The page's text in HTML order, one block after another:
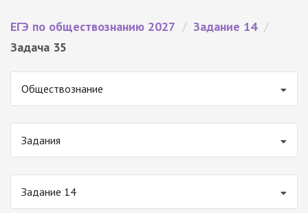
ЕГЭ по обществознанию 2027 / Задание 14 /
Задача 35
Обществознание
Задания
Задание 14